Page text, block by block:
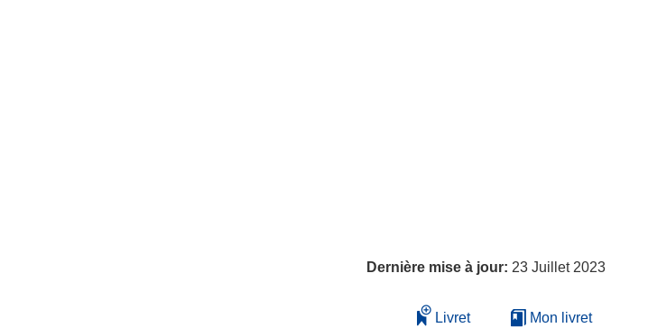
Dernière mise à jour: 23 Juillet 2023
Livret Mon livret